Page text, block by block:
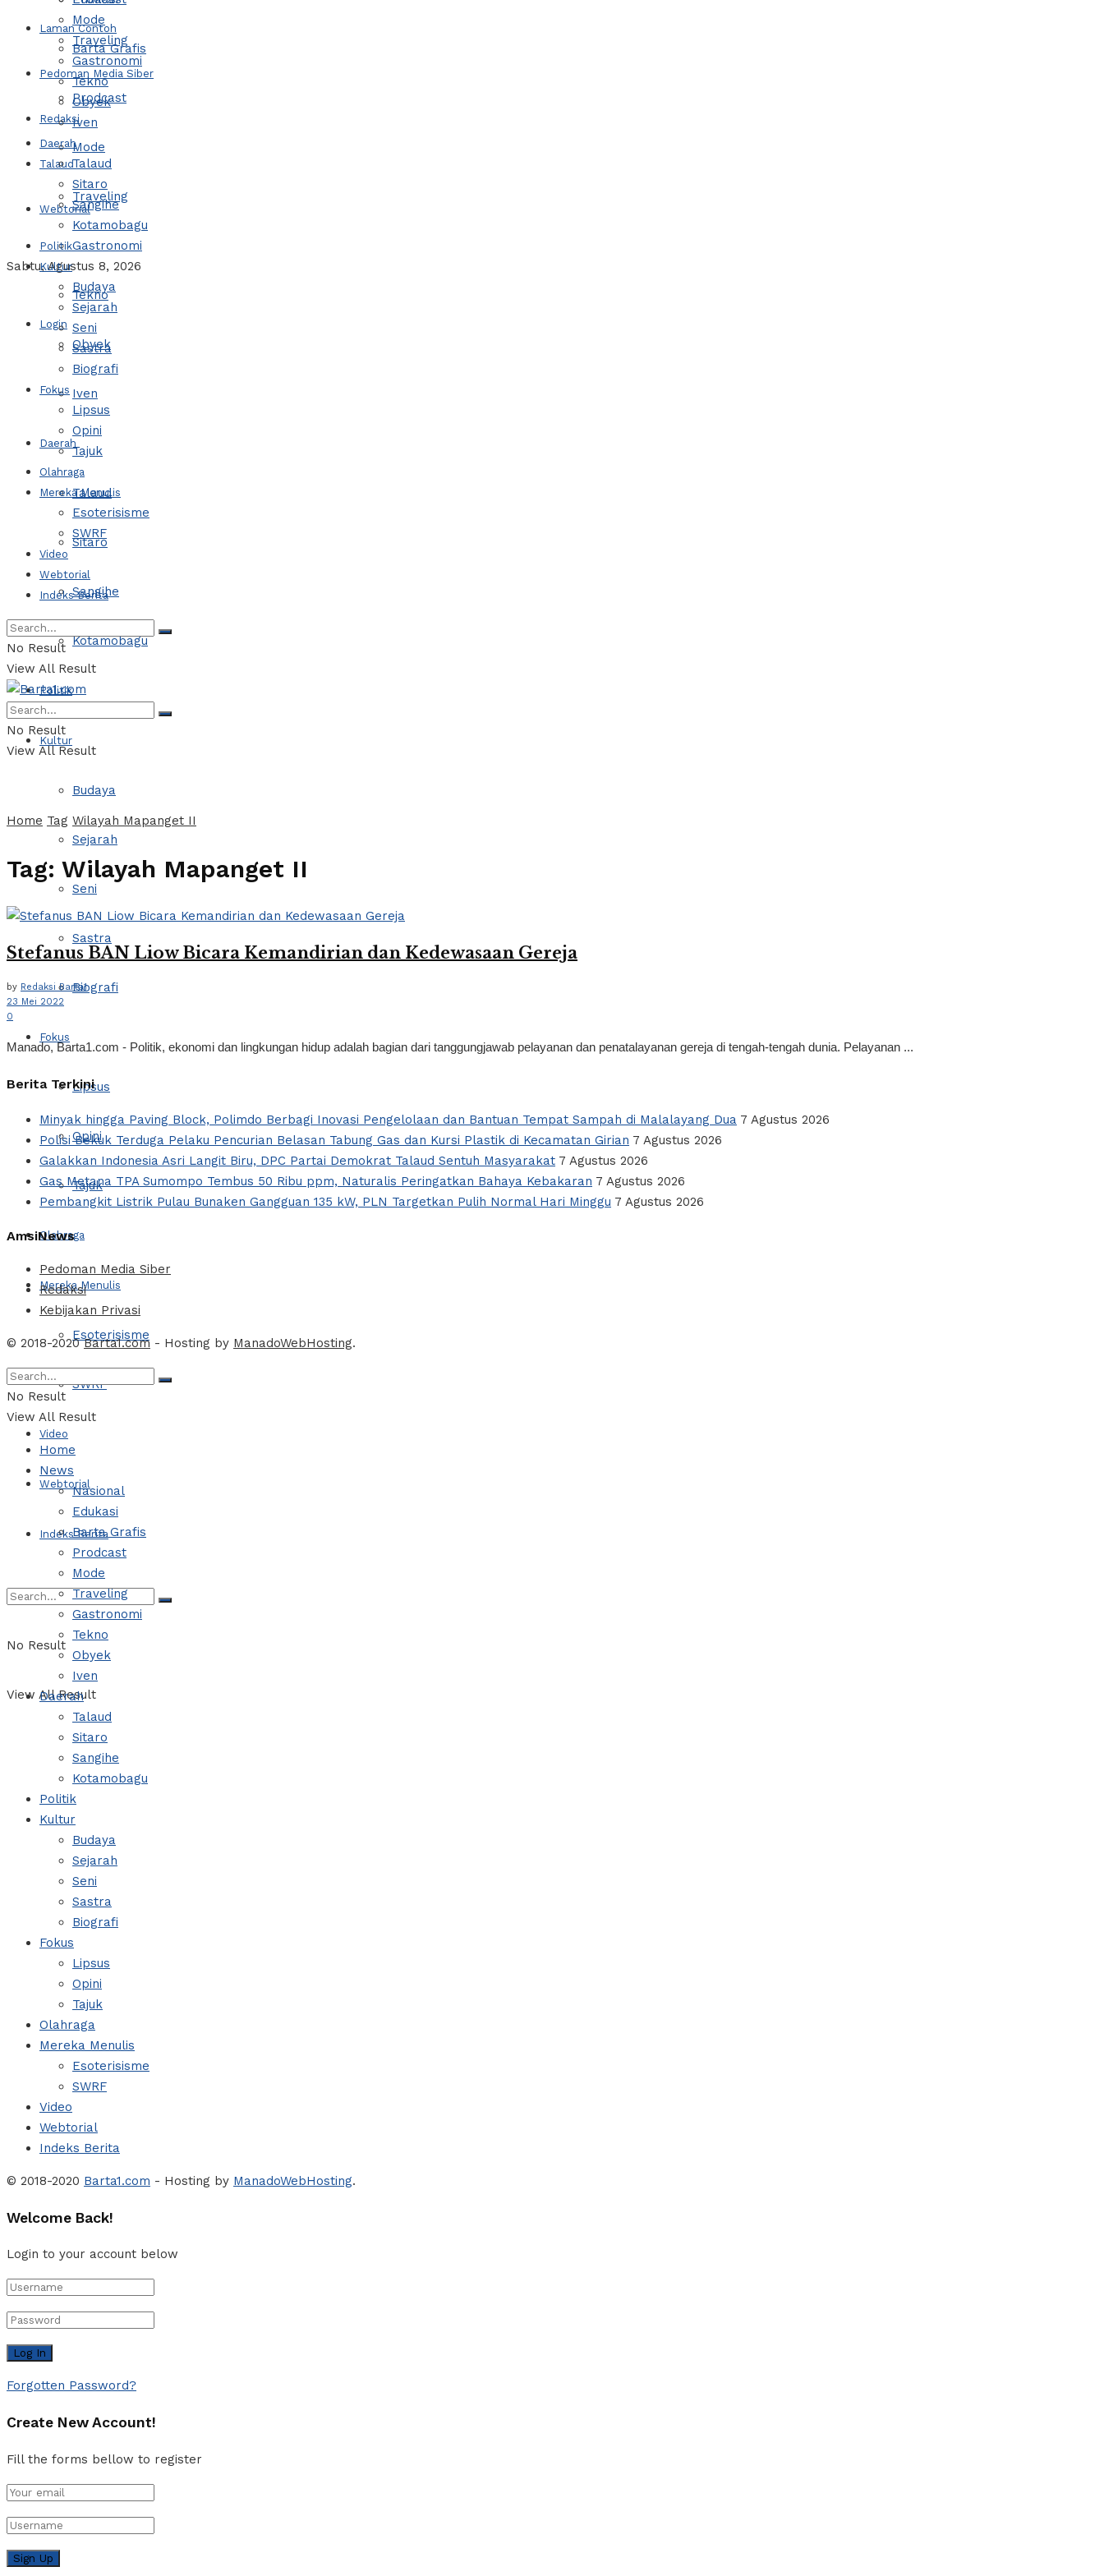
Laman Contoh
Pedoman Media Siber
Redaksi
Talaud
Webtorial
Sabtu, Agustus 8, 2026
Login
Barta Grafis
Prodcast
Mode
Traveling
Gastronomi
Tekno
Obyek
Iven
Daerah
Talaud
Sitaro
Sangihe
Kotamobagu
Politik
Kultur
Budaya
Sejarah
Seni
Sastra
Biografi
Fokus
Lipsus
Opini
Tajuk
Olahraga
Mereka Menulis
Esoterisisme
SWRF
Video
Webtorial
Indeks Berita
No Result
View All Result
Mode
Traveling
Gastronomi
Tekno
Obyek
Iven
Daerah
Talaud
Sitaro
Sangihe
Kotamobagu
Politik
Kultur
Budaya
Sejarah
Seni
Sastra
Biografi
Fokus
Lipsus
Opini
Tajuk
Olahraga
Mereka Menulis
Esoterisisme
SWRF
Video
Webtorial
Indeks Berita
No Result
View All Result
No Result
View All Result
Home Tag Wilayah Mapanget II
Tag: Wilayah Mapanget II
Stefanus BAN Liow Bicara Kemandirian dan Kedewasaan Gereja
by Redaksi Barta1
23 Mei 2022
0
Manado, Barta1.com - Politik, ekonomi dan lingkungan hidup adalah bagian dari tanggungjawab pelayanan dan penatalayanan gereja di tengah-tengah dunia. Pelayanan ...
Berita Terkini
Minyak hingga Paving Block, Polimdo Berbagi Inovasi Pengelolaan dan Bantuan Tempat Sampah di Malalayang Dua 7 Agustus 2026
Polisi Bekuk Terduga Pelaku Pencurian Belasan Tabung Gas dan Kursi Plastik di Kecamatan Girian 7 Agustus 2026
Galakkan Indonesia Asri Langit Biru, DPC Partai Demokrat Talaud Sentuh Masyarakat 7 Agustus 2026
Gas Metana TPA Sumompo Tembus 50 Ribu ppm, Naturalis Peringatkan Bahaya Kebakaran 7 Agustus 2026
Pembangkit Listrik Pulau Bunaken Gangguan 135 kW, PLN Targetkan Pulih Normal Hari Minggu 7 Agustus 2026
AmsiNews
Pedoman Media Siber
Redaksi
Kebijakan Privasi
© 2018-2020Barta1.com - Hosting by ManadoWebHosting.
No Result
View All Result
Home
News
Nasional
Edukasi
Barta Grafis
Prodcast
Mode
Traveling
Gastronomi
Tekno
Obyek
Iven
Daerah
Talaud
Sitaro
Sangihe
Kotamobagu
Politik
Kultur
Budaya
Sejarah
Seni
Sastra
Biografi
Fokus
Lipsus
Opini
Tajuk
Olahraga
Mereka Menulis
Esoterisisme
SWRF
Video
Webtorial
Indeks Berita
© 2018-2020 Barta1.com - Hosting by ManadoWebHosting.
Welcome Back!
Login to your account below
Forgotten Password?
Create New Account!
Fill the forms bellow to register